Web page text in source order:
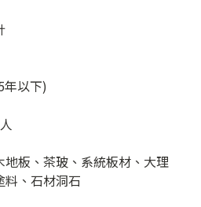
年以下)
板、茶玻、系統板材、大理
料、石材洞石